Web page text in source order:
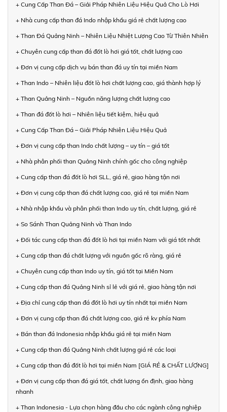
+ Cung Cấp Than Đá – Giải Pháp Nhiên Liệu Hiệu Quả Cho Lò Hơi
+ Nhà cung cấp than đá Indo nhập khẩu giá rẻ chất lượng cao
+ Than Đá Quảng Ninh – Nhiên Liệu Nhiệt Lượng Cao Từ Thiên Nhiên
+ Chuyên cung cấp than đá đốt lò hơi giá tốt, chất lượng cao
+ Đơn vị cung cấp dịch vụ bán than đá uy tín tại miền Nam
+ Than Indo – Nhiên liệu đốt lò hơi chất lượng cao, giá thành hợp lý
+ Than Quảng Ninh – Nguồn năng lượng chất lượng cao
+ Than đá đốt lò hơi – Nhiên liệu tiết kiệm, hiệu quả
+ Cung Cấp Than Đá – Giải Pháp Nhiên Liệu Hiệu Quả
+ Đơn vị cung cấp than Indo chất lượng – uy tín – giá tốt
+ Nhà phân phối than Quảng Ninh chính gốc cho công nghiệp
+ Cung cấp than đá đốt lò hơi SLL, giá rẻ, giao hàng tận nơi
+ Đơn vị cung cấp than đá chất lượng cao, giá rẻ tại miền Nam
+ Nhà nhập khẩu và phân phối than Indo uy tín, chất lượng, giá rẻ
+ So Sánh Than Quảng Ninh và Than Indo
+ Đối tác cung cấp than đá đốt lò hơi tại miền Nam với giá tốt nhất
+ Cung cấp than đá chất lượng với nguồn gốc rõ ràng, giá rẻ
+ Chuyên cung cấp than Indo uy tín, giá tốt tại Miền Nam
+ Cung cấp than đá Quảng Ninh sỉ lẻ với giá rẻ, giao hàng tận nơi
+ Địa chỉ cung cấp than đá đốt lò hơi uy tín nhất tại miền Nam
+ Đơn vị cung cấp than đá chất lượng cao, giá rẻ kv phía Nam
+ Bán than đá Indonesia nhập khẩu giá rẻ tại miền Nam
+ Cung cấp than đá Quảng Ninh chất lượng giá rẻ các loại
+ Cung cấp than đá đốt lò hơi tại miền Nam [GIÁ RẺ & CHẤT LƯỢNG]
+ Đơn vị cung cấp than đá giá tốt, chất lượng ổn định, giao hàng
nhanh
+ Than Indonesia - Lựa chọn hàng đầu cho các ngành công nghiệp